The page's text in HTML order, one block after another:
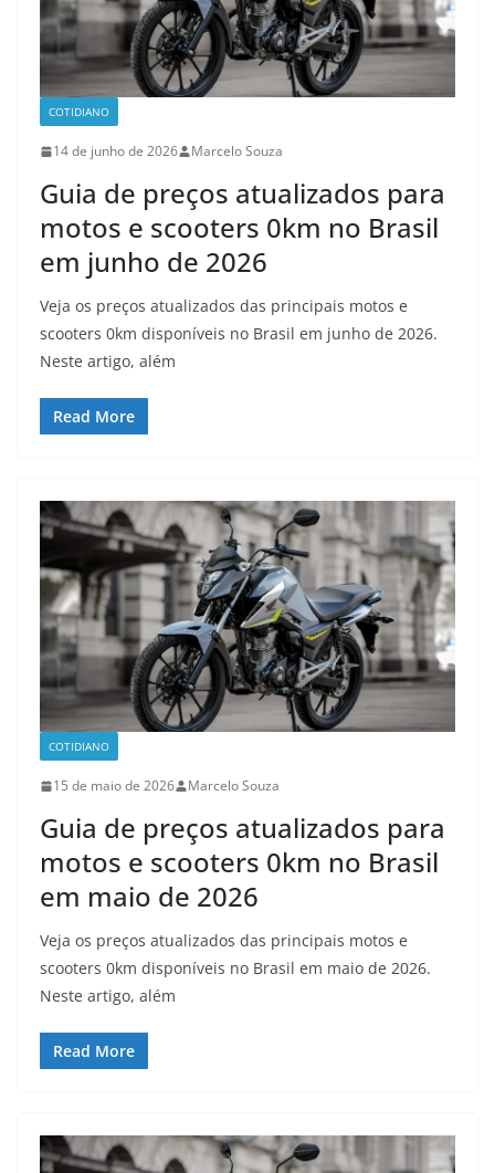
COTIDIANO
14 de junho de 2026 Marcelo Souza
Guia de preços atualizados para
motos e scooters 0km no Brasil
em junho de 2026
Veja os preços atualizados das principais motos e
scooters 0km disponíveis no Brasil em junho de 2026.
Neste artigo, além
Read More
COTIDIANO
15 de maio de 2026 Marcelo Souza
Guia de preços atualizados para
motos e scooters 0km no Brasil
em maio de 2026
Veja os preços atualizados das principais motos e
scooters 0km disponíveis no Brasil em maio de 2026.
Neste artigo, além
Read More